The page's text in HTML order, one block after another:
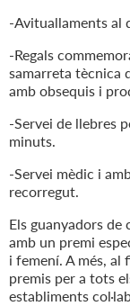
-Avituallaments al
-Regals
samarreta tècnica
amb obsequis i
-Servei de llebres
minuts.
-Servei mèdic i
recorregut.
Els guanyadors de
amb un premi
i femení. A més, al
premis per a tots
establiments